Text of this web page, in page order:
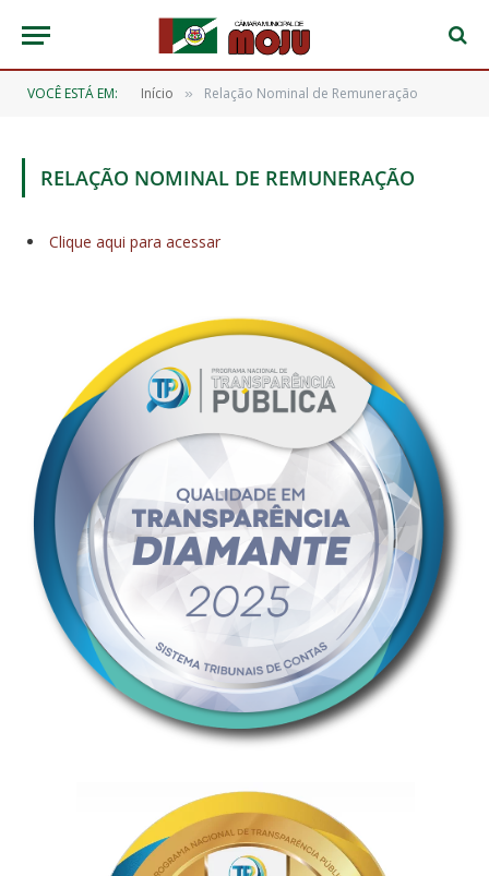
VOCÊ ESTÁ EM: Início » Relação Nominal de Remuneração
RELAÇÃO NOMINAL DE REMUNERAÇÃO
Clique aqui para acessar